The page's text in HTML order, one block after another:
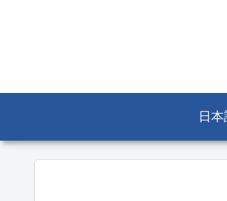
日本